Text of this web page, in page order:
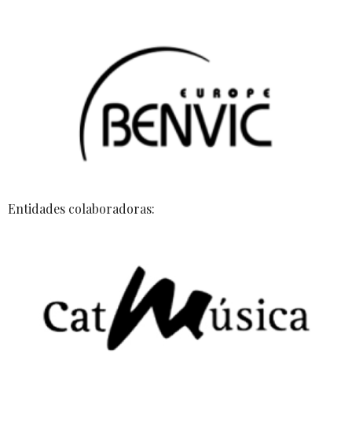
Entidades colaboradoras: